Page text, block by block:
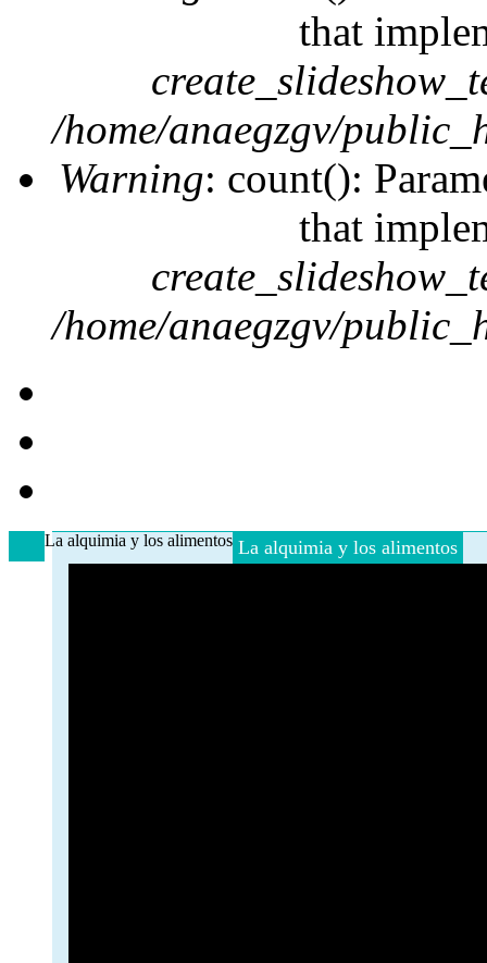
that
/home/anaegzgv/
Warning: count():
that
/home/anaegzgv/
La alquimia y los alimentos La alquimia y los alimentos